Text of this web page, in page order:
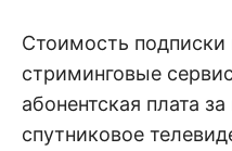
Стоимость подписки
стриминговые
абонентская плата
спутниковое